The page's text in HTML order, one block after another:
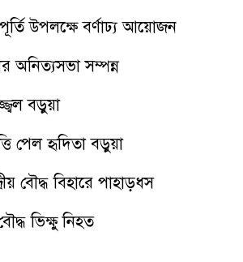
উপলক্ষে বর্ণাঢ্য আয়োজন
অনিত্যসভা সম্পন্ন
বড়ুয়া
পেল হৃদিতা বড়ুয়া
বৌদ্ধ বিহারে পাহাড়ধস
ভিক্ষু নিহত